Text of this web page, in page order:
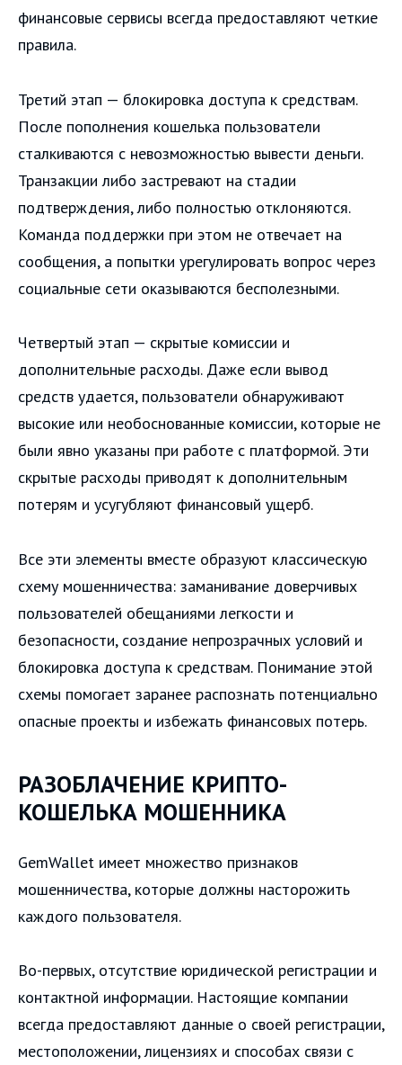
финансовые сервисы всегда предоставляют четкие
правила.
Третий этап — блокировка доступа к средствам.
После пополнения кошелька пользователи
сталкиваются с невозможностью вывести деньги.
Транзакции либо застревают на стадии
подтверждения, либо полностью отклоняются.
Команда поддержки при этом не отвечает на
сообщения, а попытки урегулировать вопрос через
социальные сети оказываются бесполезными.
Четвертый этап — скрытые комиссии и
дополнительные расходы. Даже если вывод
средств удается, пользователи обнаруживают
высокие или необоснованные комиссии, которые не
были явно указаны при работе с платформой. Эти
скрытые расходы приводят к дополнительным
потерям и усугубляют финансовый ущерб.
Все эти элементы вместе образуют классическую
схему мошенничества: заманивание доверчивых
пользователей обещаниями легкости и
безопасности, создание непрозрачных условий и
блокировка доступа к средствам. Понимание этой
схемы помогает заранее распознать потенциально
опасные проекты и избежать финансовых потерь.
РАЗОБЛАЧЕНИЕ КРИПТО-
КОШЕЛЬКА МОШЕННИКА
GemWallet имеет множество признаков
мошенничества, которые должны насторожить
каждого пользователя.
Во-первых, отсутствие юридической регистрации и
контактной информации. Настоящие компании
всегда предоставляют данные о своей регистрации,
местоположении, лицензиях и способах связи с